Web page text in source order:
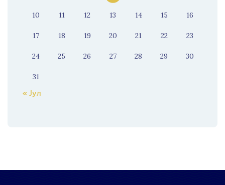
10 11 12 13 14 15 16
17 18 19 20 21 22 23
24 25 26 27 28 29 30
31
« Јул